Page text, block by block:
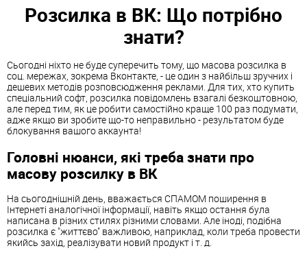
Розсилка в ВК: Що потрібно
знати?
Сьогодні ніхто не буде суперечить тому, що масова розсилка в
соц. мережах, зокрема Вконтакте, - це один з найбільш зручних і
дешевих методів розповсюдження реклами. Для тих, хто купить
спеціальний софт, розсилка повідомлень взагалі безкоштовною,
але перед тим, як це робити самостійно краще 100 раз подумати,
адже якщо ви зробите що-то неправильно - результатом буде
блокування вашого аккаунта!
Головні нюанси, які треба знати про
масову розсилку в ВК
На сьогоднішній день, вважається СПАМОМ поширення в
Інтернеті аналогічної інформації, навіть якщо остання була
написана в різних стилях різними словами. Але іноді, подібна
розсилка є "життєво" важливою, наприклад, коли треба провести
якийсь захід, реалізувати новий продукт і т. д.